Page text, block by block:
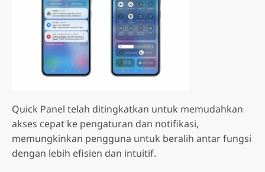
Quick Panel telah ditingkatkan untuk memudahkan
akses cepat ke pengaturan dan notifikasi,
memungkinkan pengguna untuk beralih antar fungsi
dengan lebih efisien dan intuitif.